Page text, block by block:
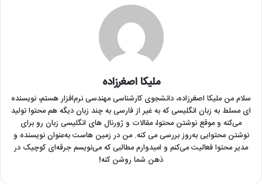
ملیکا اصغرزاده
سلام من ملیکا اصغرزاده‌، دانشجوی کارشناسی مهندسی نرم‌افزار هستم، نویسنده
ای مسلط به زبان انگلیسی که به غیر از فارسی به چند زبان دیگه هم محتوا تولید
می‌کنه و موقع نوشتن محتوا، مقالات و ژورنال های انگلیسی زبان رو برای
نوشتن محتوایی به‌روز بررسی می کنه. من در زمین هاست به‌عنوان نویسنده و
مدیر محتوا فعالیت می‌کنم و امیدوارم مطالبی که می‌نویسم جرقه‌ای کوچیک در
ذهن شما روشن کنه!
با ما در تماس باشید!